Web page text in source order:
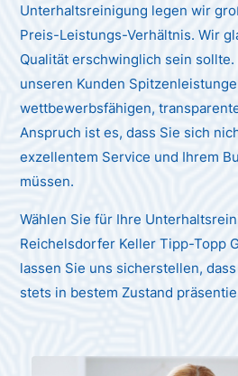
Unterhaltsreinigung legen wir
Preis-Leistungs-Verhältnis. Wir
Qualität erschwinglich sein
unseren Kunden
wettbewerbsfähigen,
Anspruch ist es, dass Sie sich
exzellentem Service und Ihrem
müssen.
Wählen Sie für Ihre
Reichelsdorfer Keller Tipp-Topp
lassen Sie uns sicherstellen,
stets in bestem Zustand